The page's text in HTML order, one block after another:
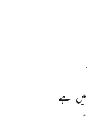
میں ہے